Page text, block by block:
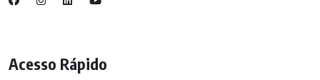
Acesso Rápido